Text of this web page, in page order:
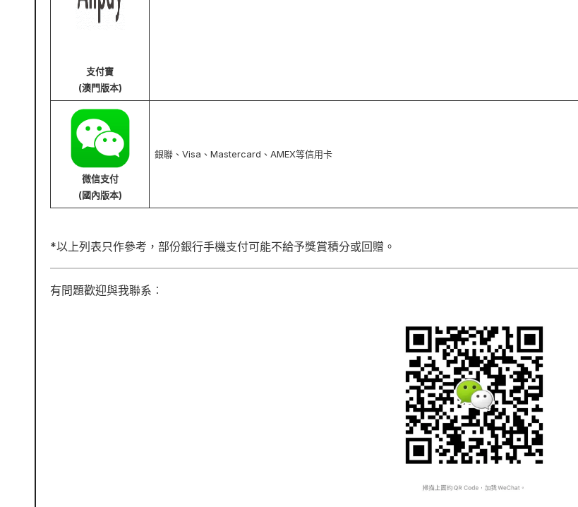
支付寶
(澳門版本)
微信支付
(國內版本)
銀聯、Visa、Mastercard、AMEX等信用卡
*以上列表只作參考，部份銀行手機支付可能不給予獎賞積分或回贈。
有問題歡迎與我聯系︰